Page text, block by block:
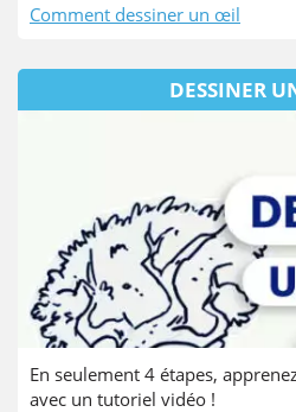
Comment dessiner un œil
DESSINER
En seulement 4 étapes,
avec un tutoriel vidéo !